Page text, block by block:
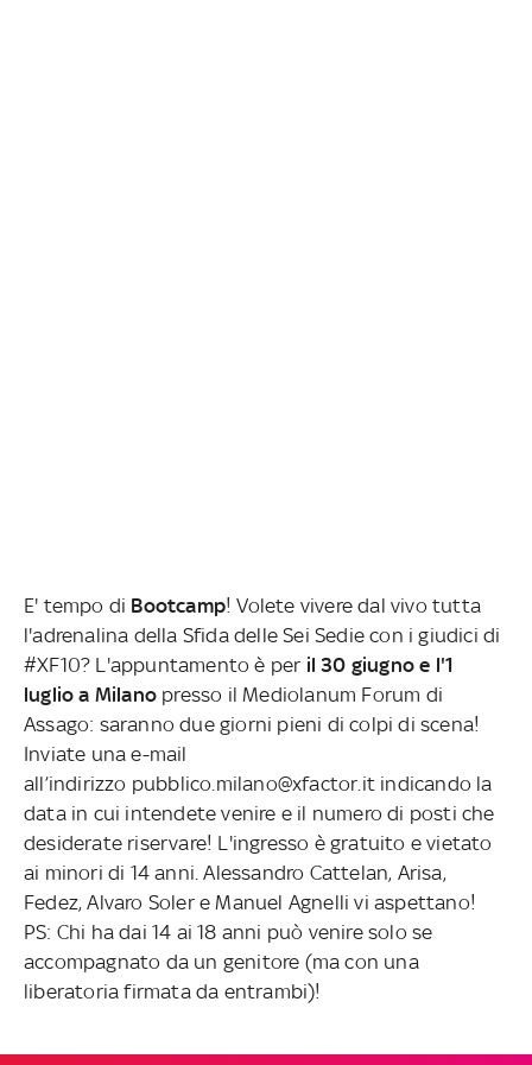
E' tempo di Bootcamp! Volete vivere dal vivo tutta
l'adrenalina della Sfida delle Sei Sedie con i giudici di
#XF10? L'appuntamento è per il 30 giugno e l'1
luglio a Milanopresso il Mediolanum Forum di
Assago: saranno due giorni pieni di colpi di scena!
Inviate una e-mail
all’indirizzo pubblico.milano@xfactor.it indicando la
data in cui intendete venire e il numero di posti che
desiderate riservare! L'ingresso è gratuito e vietato
ai minori di 14 anni. Alessandro Cattelan, Arisa,
Fedez, Alvaro Soler e Manuel Agnelli vi aspettano!
PS: Chi ha dai 14 ai 18 anni può venire solo se
accompagnato da un genitore (ma con una
liberatoria firmata da entrambi)!